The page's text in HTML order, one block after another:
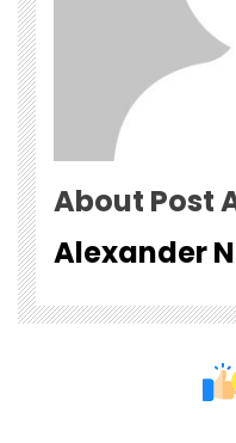
About Post
Alexander